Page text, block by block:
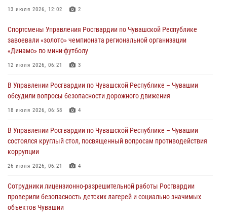
В Ядрине сотрудники Росгвардии задержали подозреваемого в
01 августа 2026, 06:12
1 августа – День дежурной службы войск национальной гвардии
Российской Федерации
Директор Росгвардии Герой России генерал армии Виктор Золотов
поздравил специалистов подразделений тыла с профессиональным
01 августа 2026, 00:01
13 июля 2026, 12:02 2
Спортсмены Управления Росгвардии по Чувашской Республике
завоевали «золото» чемпионата региональной организации
«Динамо» по мини-футболу
12 июля 2026, 06:21 3
В Управлении Росгвардии по Чувашской Республике – Чувашии
обсудили вопросы безопасности дорожного движения
18 июля 2026, 06:58 4
В Управлении Росгвардии по Чувашской Республике – Чувашии
состоялся круглый стол, посвященный вопросам противодействия
коррупции
26 июля 2026, 06:21 4
Сотрудники лицензионно-разрешительной работы Росгвардии
проверили безопасность детских лагерей и социально значимых
объектов Чувашии